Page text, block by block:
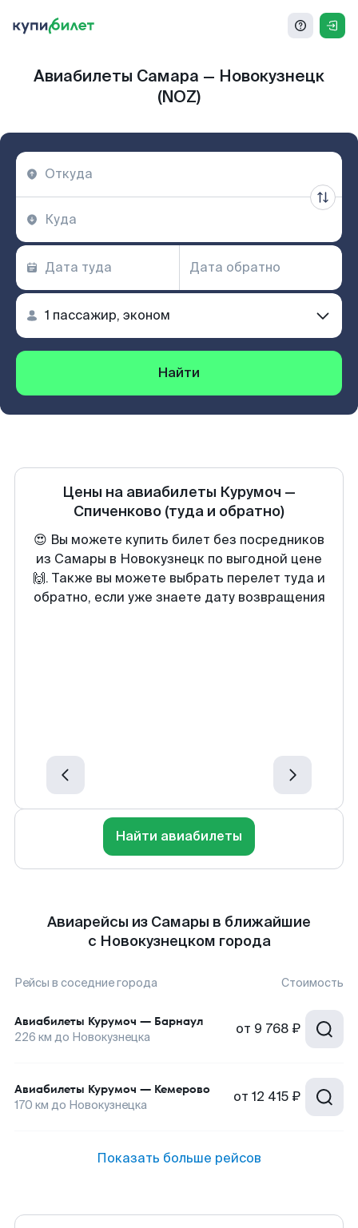
Авиабилеты Самара — Новокузнецк
(NOZ)
Найти
Цены на авиабилеты Курумоч —
Спиченково (туда и обратно)
😍 Вы можете купить билет без посредников
из Самары в Новокузнецк по выгодной цене
🙌. Также вы можете выбрать перелет туда и
обратно, если уже знаете дату возвращения
Найти авиабилеты
Авиарейсы из Самары в ближайшие
с Новокузнецком города
Рейсы в соседние города Стоимость
Авиабилеты Курумоч — Барнаул
226 км до Новокузнецка от 9 768 ₽
Авиабилеты Курумоч — Кемерово
170 км до Новокузнецка от 12 415 ₽
Показать больше рейсов